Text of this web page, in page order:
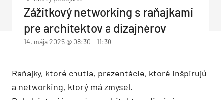
Zážitkový networking s raňajkami
pre architektov a dizajnérov
14. mája 2025 @ 08:30 - 11:30
Raňajky, ktoré chutia, prezentácie, ktoré inšpirujú
a networking, ktorý má zmysel.